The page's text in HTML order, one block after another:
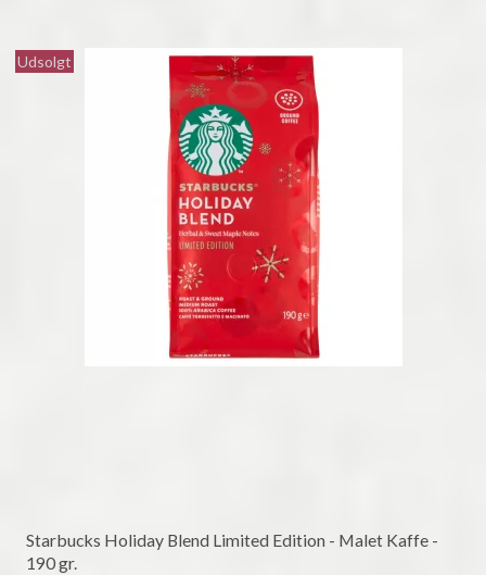
Udsolgt
Starbucks Holiday Blend Limited Edition - Malet Kaffe -
190 gr.